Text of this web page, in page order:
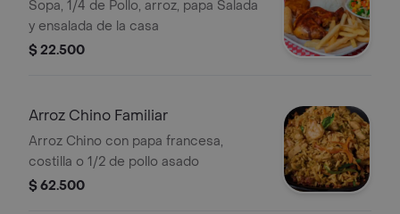
Sopa, 1/4 de Pollo, arroz, papa Salada
y ensalada de la casa
$ 22.500
Arroz Chino Familiar
Arroz Chino con papa francesa,
costilla o 1/2 de pollo asado
$ 62.500